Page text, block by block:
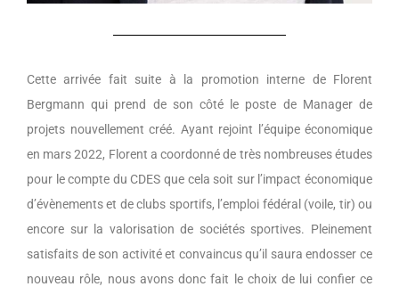
Cette arrivée fait suite à la promotion interne de Florent
Bergmann qui prend de son côté le poste de Manager de
projets nouvellement créé. Ayant rejoint l’équipe économique
en mars 2022, Florent a coordonné de très nombreuses études
pour le compte du CDES que cela soit sur l’impact économique
d’évènements et de clubs sportifs, l’emploi fédéral (voile, tir) ou
encore sur la valorisation de sociétés sportives. Pleinement
satisfaits de son activité et convaincus qu’il saura endosser ce
nouveau rôle, nous avons donc fait le choix de lui confier ce